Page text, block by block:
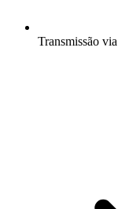
Transmissão